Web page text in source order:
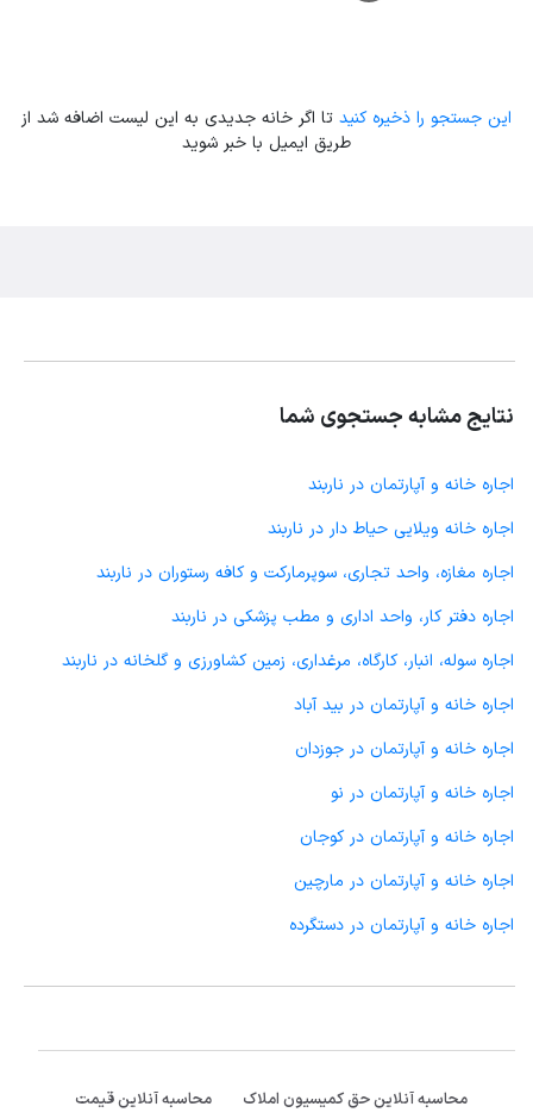
این جستجو را ذخیره کنید تا اگر خانه جدیدی به این لیست اضافه شد از
طریق ایمیل با خبر شوید
نتایج مشابه جستجوی شما
اجاره خانه و آپارتمان در ناربند
اجاره خانه ویلایی حیاط دار در ناربند
اجاره مغازه، واحد تجاری، سوپرمارکت و کافه رستوران در ناربند
اجاره دفتر کار، واحد اداری و مطب پزشکی در ناربند
اجاره سوله، انبار، کارگاه، مرغداری، زمین کشاورزی و گلخانه در ناربند
اجاره خانه و آپارتمان در بید آباد
اجاره خانه و آپارتمان در جوزدان
اجاره خانه و آپارتمان در نو
اجاره خانه و آپارتمان در کوجان
اجاره خانه و آپارتمان در مارچین
اجاره خانه و آپارتمان در دستگرده
محاسبه آنلاین حق کمیسیون املاک
محاسبه آنلاین قیمت